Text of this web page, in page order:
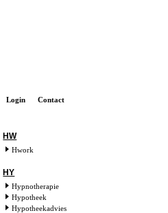
Login Contact
HW
Hwork
HY
Hypnotherapie
Hypotheek
Hypotheekadvies